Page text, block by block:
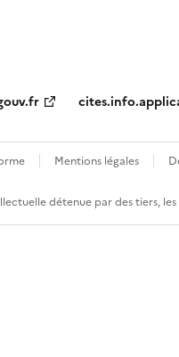
Mentions légales
détenue par des tiers,